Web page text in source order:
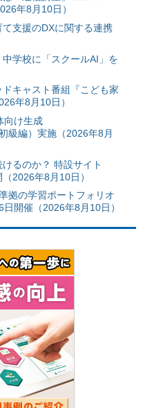
年8月10日）
支援のDXに関する連携
学校に「スクールAI」を
キャスト番組『こども家
年8月10日）
向け生成
級編）実施（2026年8月
るのか？ 特設サイト
2026年8月10日）
拠の学習ポートフォリオ
開催（2026年8月10日）